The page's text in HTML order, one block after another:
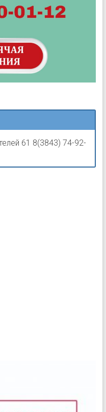
61 8(3843) 74-92-